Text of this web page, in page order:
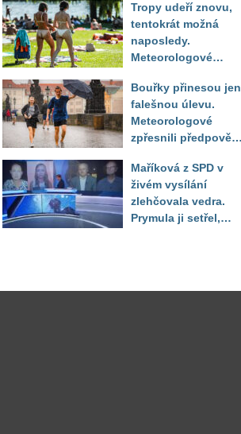
Tropy udeří znovu,
tentokrát možná
naposledy.
Meteorologové
do září
Bouřky přinesou jen
falešnou úlevu.
Meteorologové
zpřesnili předpověď
horkého počasí
Maříková z SPD v
živém vysílání
zlehčovala vedra.
Prymula ji setřel,